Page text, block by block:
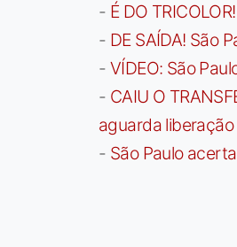
- É DO
- DE SAÍDA! São
- VÍDEO: São
- CAIU O
aguarda liberação
- São Paulo